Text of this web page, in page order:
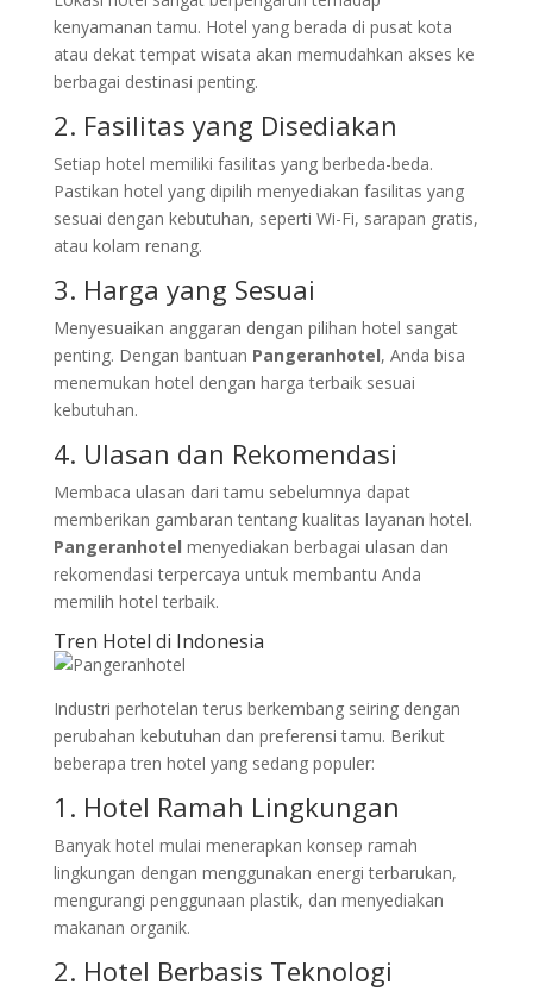
kenyamanan tamu. Hotel yang berada di pusat kota
atau dekat tempat wisata akan memudahkan akses ke
berbagai destinasi penting.
2. Fasilitas yang Disediakan
Setiap hotel memiliki fasilitas yang berbeda-beda.
Pastikan hotel yang dipilih menyediakan fasilitas yang
sesuai dengan kebutuhan, seperti Wi-Fi, sarapan gratis,
atau kolam renang.
3. Harga yang Sesuai
Menyesuaikan anggaran dengan pilihan hotel sangat
penting. Dengan bantuan Pangeranhotel, Anda bisa
menemukan hotel dengan harga terbaik sesuai
kebutuhan.
4. Ulasan dan Rekomendasi
Membaca ulasan dari tamu sebelumnya dapat
memberikan gambaran tentang kualitas layanan hotel.
Pangeranhotel menyediakan berbagai ulasan dan
rekomendasi terpercaya untuk membantu Anda
memilih hotel terbaik.
Tren Hotel di Indonesia
Industri perhotelan terus berkembang seiring dengan
perubahan kebutuhan dan preferensi tamu. Berikut
beberapa tren hotel yang sedang populer:
1. Hotel Ramah Lingkungan
Banyak hotel mulai menerapkan konsep ramah
lingkungan dengan menggunakan energi terbarukan,
mengurangi penggunaan plastik, dan menyediakan
makanan organik.
2. Hotel Berbasis Teknologi